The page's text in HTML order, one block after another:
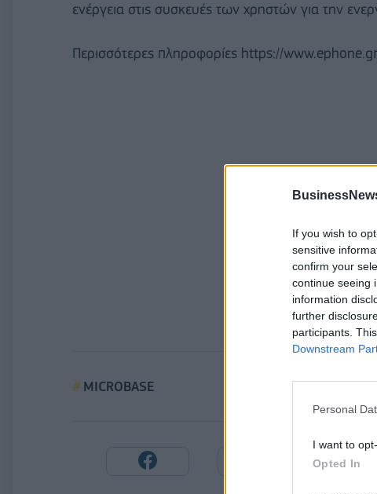
If you wish to
sensitive
confirm your
continue seeing
information
further
participants.
Downstream
Personal
I want to
Opted In
ενέργεια στις συσκευές των χρηστών για την
Περισσότερες πληροφορίες https://
MICROBASE